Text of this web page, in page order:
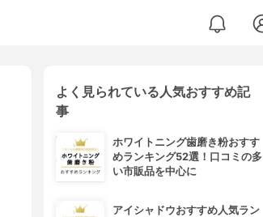
よく見られている人気おすすめ記
事
ホワイトニング歯磨き粉おすす
めランキング52選！口コミの多
い市販品を中心に
アイシャドウおすすめ人気ラン